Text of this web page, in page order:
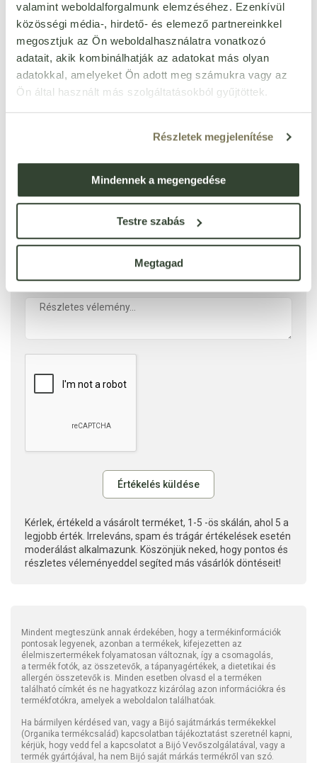
valamint weboldalforgalmunk elemzéséhez. Ezenkívül
közösségi média-, hirdető- és elemező partnereinkkel
megosztjuk az Ön weboldalhasználatra vonatkozó
adatait, akik kombinálhatják az adatokat más olyan
adatokkal, amelyeket Ön adott meg számukra vagy az
Ön által használt más szolgáltatásokból gyűjtöttek.
Részletek megjelenítése
Mindennek a megengedése
Testre szabás
Megtagad
Ezt a terméket még senki nem értékelte. Legyél Te az
első!
Kérlek, értékeld a vásárolt terméket, 1-5 -ös skálán, ahol 5 a
legjobb érték. Irreleváns, spam és trágár értékelések esetén
moderálást alkalmazunk. Köszönjük neked, hogy pontos és
részletes véleményeddel segíted más vásárlók döntéseit!
Mindent megteszünk annak érdekében, hogy a termékinformációk
pontosak legyenek, azonban a termékek, kifejezetten az
élelmiszertermékek folyamatosan változnak, így a csomagolás,
a termék fotók, az összetevők, a tápanyagértékek, a dietetikai és
allergén összetevők is. Minden esetben olvasd el a terméken
található címkét és ne hagyatkozz kizárólag azon információkra és
termékfotókra, amelyek a weboldalon találhatóak.
Ha bármilyen kérdésed van, vagy a Bijó sajátmárkás termékekkel
(Organika termékcsalád) kapcsolatban tájékoztatást szeretnél kapni,
kérjük, hogy vedd fel a kapcsolatot a Bijó Vevőszolgálatával, vagy a
termék gyártójával, ha nem Bijó saját márkás termékről van szó.